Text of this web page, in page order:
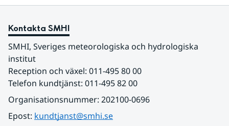
Kontakta SMHI
SMHI, Sveriges meteorologiska och hydrologiska
institut
Reception och växel: 011-495 80 00
Telefon kundtjänst: 011-495 82 00
Organisationsnummer: 202100-0696
Epost: kundtjanst@smhi.se